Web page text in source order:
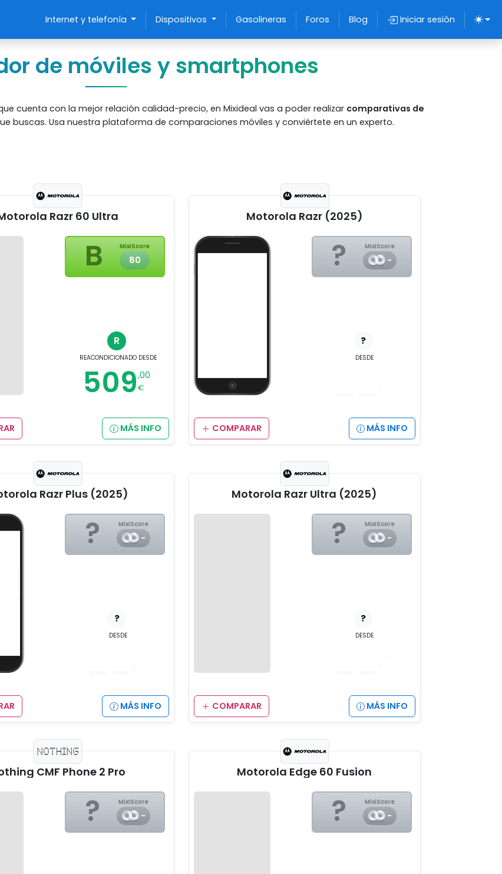
Internet y telefonía Dispositivos Gasolineras Foros Blog Iniciar sesión
de móviles y smartphones
cuenta con la mejor relación calidad-precio, en Mixideal vas a poder realizar comparativas de
buscas. Usa nuestra plataforma de comparaciones móviles y conviértete en un experto.
Razr 60 Ultra
B MixiScore
80
R
REACONDICIONADODESDE
509,00
€
MÁS INFO
Motorola Razr (2025)
? MixiScore
-
?
DESDE
COMPARAR MÁS INFO
Razr Plus (2025)
? MixiScore
-
?
DESDE
MÁS INFO
Motorola Razr Ultra (2025)
? MixiScore
-
?
DESDE
COMPARAR MÁS INFO
CMF Phone 2 Pro
? MixiScore
-
Motorola Edge 60 Fusion
? MixiScore
-